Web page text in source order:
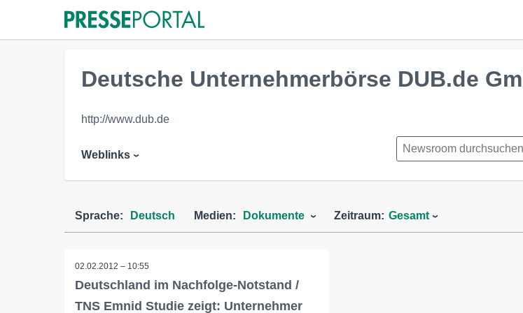
Deutsche Unternehmerbörse DUB.de
http://www.dub.de
Weblinks
Sprache: Deutsch Medien: Dokumente Zeitraum: Gesamt
02.02.2012 – 10:55
Deutschland im Nachfolge-Notstand /
TNS Emnid Studie zeigt: Unternehmer